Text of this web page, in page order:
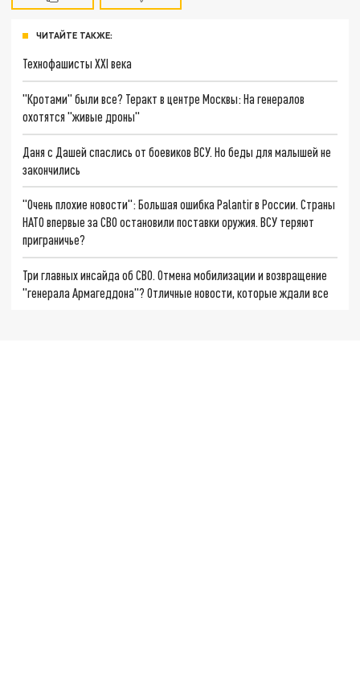
ЧИТАЙТЕ ТАКЖЕ:
Технофашисты XXI века
"Кротами" были все? Теракт в центре Москвы: На генералов
охотятся "живые дроны"
Даня с Дашей спаслись от боевиков ВСУ. Но беды для малышей не
закончились
"Очень плохие новости": Большая ошибка Palantir в России. Страны
НАТО впервые за СВО остановили поставки оружия. ВСУ теряют
приграничье?
Три главных инсайда об СВО. Отмена мобилизации и возвращение
"генерала Армагеддона"? Отличные новости, которые ждали все